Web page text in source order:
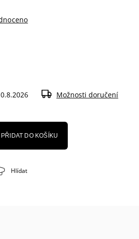
Možnosti doručení
PŘIDAT DO KOŠÍKU
Hlídat